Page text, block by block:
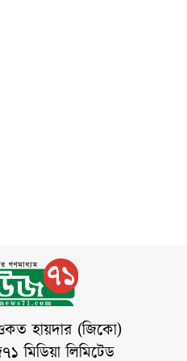
হায়দার (জিকো)
মিডিয়া লিমিটেড